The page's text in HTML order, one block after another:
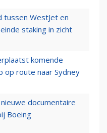
tussen WestJet en
staking in zicht
komende
op route naar Sydney
documentaire
Boeing